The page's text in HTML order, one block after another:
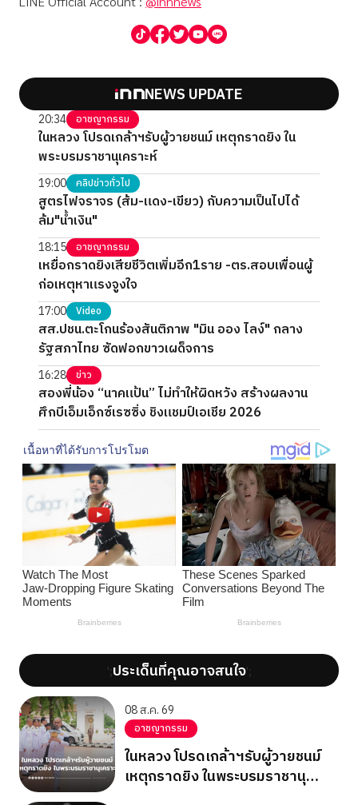
NEWS UPDATE
20:34 อาชญากรรม
ในหลวง โปรดเกล้าฯรับผู้วายชนม์ เหตุกราดยิง ใน
พระบรมราชานุเคราะห์
19:00 คลิปข่าวทั่วไป
สูตรไฟจราจร (ส้ม-แดง-เขียว) กับความเป็นไปได้
ล้ม"น้ำเงิน"
18:15 อาชญากรรม
เหยื่อกราดยิงเสียชีวิตเพิ่มอีก1ราย -ตร.สอบเพื่อนผู้
ก่อเหตุหาแรงจูงใจ
17:00 Video
สส.ปชน.ตะโกนร้องสันติภาพ "มิน ออง ไลง์" กลาง
รัฐสภาไทย ซัดฟอกขาวเผด็จการ
16:28 ข่าว
สองพี่น้อง “นาคแป้น” ไม่ทำให้ผิดหวัง สร้างผลงาน
ศึกบีเอ็มเอ็กซ์เรซซิ่ง ชิงแชมป์เอเชีย 2026
';ประเด็นที่คุณอาจสนใจ';
08 ส.ค. 69
อาชญากรรม
ในหลวง โปรดเกล้าฯรับผู้วายชนม์
เหตุกราดยิง ในพระบรมราชานุ